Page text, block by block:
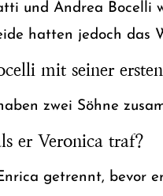
und Andrea Bocelli
hatten jedoch das
mit seiner
zwei Söhne
er Veronica traf?
getrennt, bevor